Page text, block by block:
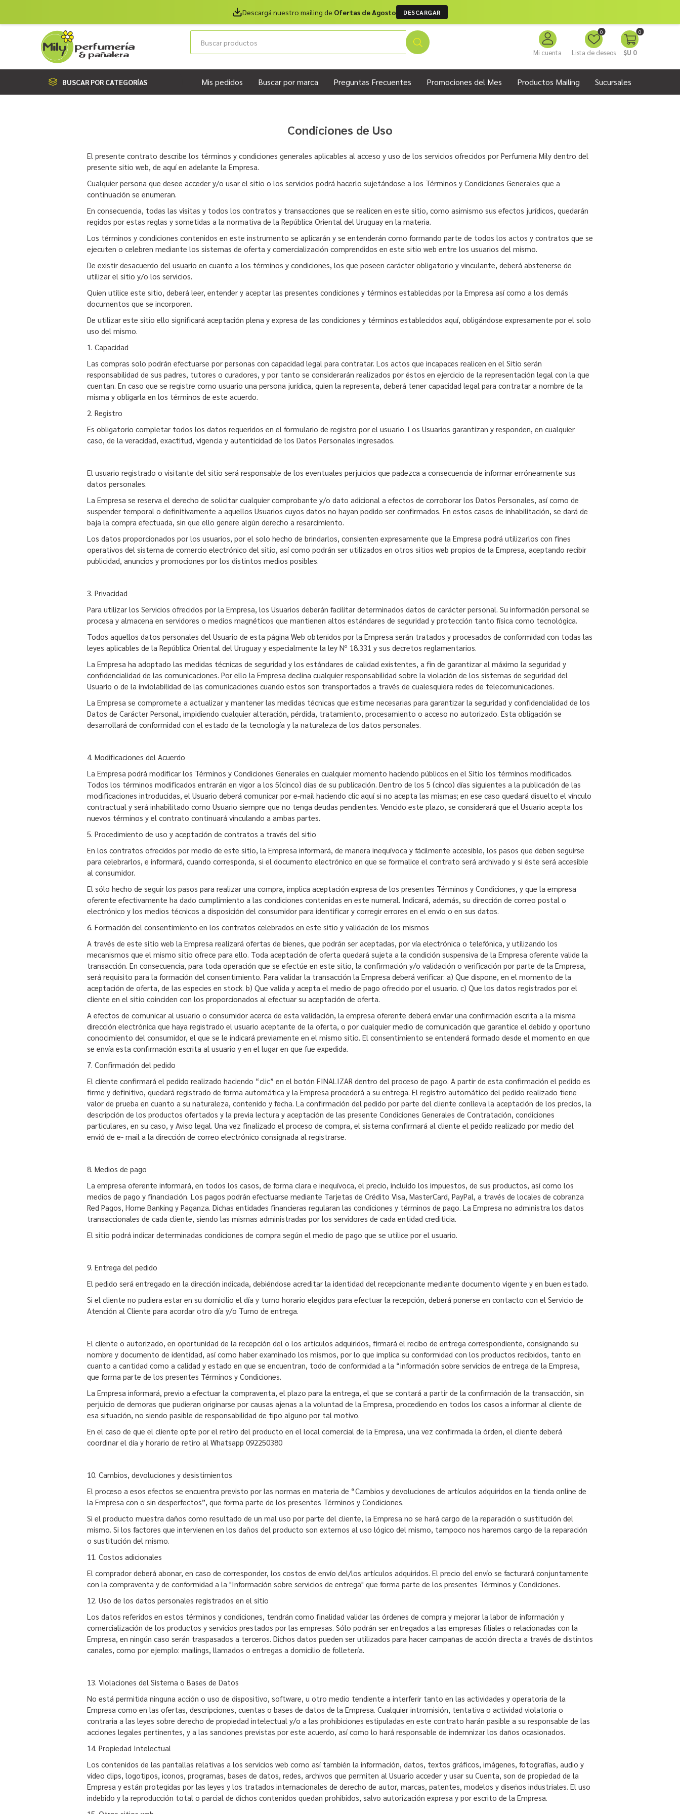
Descargá nuestro mailing de Ofertas de Agosto DESCARGAR
Mi cuenta Lista de deseos
0 0
$U 0
BUSCAR POR CATEGORÍAS Mis pedidos Buscar por marca Preguntas Frecuentes Promociones del Mes Productos Mailing Sucursales
Condiciones de Uso
El presente contrato describe los términos y condiciones generales aplicables al acceso y uso de los servicios ofrecidos por Perfumeria Mily dentro del
presente sitio web, de aquí en adelante la Empresa.
Cualquier persona que desee acceder y/o usar el sitio o los servicios podrá hacerlo sujetándose a los Términos y Condiciones Generales que a
continuación se enumeran.
En consecuencia, todas las visitas y todos los contratos y transacciones que se realicen en este sitio, como asimismo sus efectos jurídicos, quedarán
regidos por estas reglas y sometidas a la normativa de la República Oriental del Uruguay en la materia.
Los términos y condiciones contenidos en este instrumento se aplicarán y se entenderán como formando parte de todos los actos y contratos que se
ejecuten o celebren mediante los sistemas de oferta y comercialización comprendidos en este sitio web entre los usuarios del mismo.
De existir desacuerdo del usuario en cuanto a los términos y condiciones, los que poseen carácter obligatorio y vinculante, deberá abstenerse de
utilizar el sitio y/o los servicios.
Quien utilice este sitio, deberá leer, entender y aceptar las presentes condiciones y términos establecidas por la Empresa así como a los demás
documentos que se incorporen.
De utilizar este sitio ello significará aceptación plena y expresa de las condiciones y términos establecidos aquí, obligándose expresamente por el solo
uso del mismo.
1. Capacidad
Las compras solo podrán efectuarse por personas con capacidad legal para contratar. Los actos que incapaces realicen en el Sitio serán
responsabilidad de sus padres, tutores o curadores, y por tanto se considerarán realizados por éstos en ejercicio de la representación legal con la que
cuentan. En caso que se registre como usuario una persona jurídica, quien la representa, deberá tener capacidad legal para contratar a nombre de la
misma y obligarla en los términos de este acuerdo.
2. Registro
Es obligatorio completar todos los datos requeridos en el formulario de registro por el usuario. Los Usuarios garantizan y responden, en cualquier
caso, de la veracidad, exactitud, vigencia y autenticidad de los Datos Personales ingresados.
El usuario registrado o visitante del sitio será responsable de los eventuales perjuicios que padezca a consecuencia de informar erróneamente sus
datos personales.
La Empresa se reserva el derecho de solicitar cualquier comprobante y/o dato adicional a efectos de corroborar los Datos Personales, así como de
suspender temporal o definitivamente a aquellos Usuarios cuyos datos no hayan podido ser confirmados. En estos casos de inhabilitación, se dará de
baja la compra efectuada, sin que ello genere algún derecho a resarcimiento.
Los datos proporcionados por los usuarios, por el solo hecho de brindarlos, consienten expresamente que la Empresa podrá utilizarlos con fines
operativos del sistema de comercio electrónico del sitio, así como podrán ser utilizados en otros sitios web propios de la Empresa, aceptando recibir
publicidad, anuncios y promociones por los distintos medios posibles.
3. Privacidad
Para utilizar los Servicios ofrecidos por la Empresa, los Usuarios deberán facilitar determinados datos de carácter personal. Su información personal se
procesa y almacena en servidores o medios magnéticos que mantienen altos estándares de seguridad y protección tanto física como tecnológica.
Todos aquellos datos personales del Usuario de esta página Web obtenidos por la Empresa serán tratados y procesados de conformidad con todas las
leyes aplicables de la República Oriental del Uruguay y especialmente la ley Nº 18.331 y sus decretos reglamentarios.
La Empresa ha adoptado las medidas técnicas de seguridad y los estándares de calidad existentes, a fin de garantizar al máximo la seguridad y
confidencialidad de las comunicaciones. Por ello la Empresa declina cualquier responsabilidad sobre la violación de los sistemas de seguridad del
Usuario o de la inviolabilidad de las comunicaciones cuando estos son transportados a través de cualesquiera redes de telecomunicaciones.
La Empresa se compromete a actualizar y mantener las medidas técnicas que estime necesarias para garantizar la seguridad y confidencialidad de los
Datos de Carácter Personal, impidiendo cualquier alteración, pérdida, tratamiento, procesamiento o acceso no autorizado. Esta obligación se
desarrollará de conformidad con el estado de la tecnología y la naturaleza de los datos personales.
4. Modificaciones del Acuerdo
La Empresa podrá modificar los Términos y Condiciones Generales en cualquier momento haciendo públicos en el Sitio los términos modificados.
Todos los términos modificados entrarán en vigor a los 5(cinco) días de su publicación. Dentro de los 5 (cinco) días siguientes a la publicación de las
modificaciones introducidas, el Usuario deberá comunicar por e-mail haciendo clic aquí si no acepta las mismas; en ese caso quedará disuelto el vínculo
contractual y será inhabilitado como Usuario siempre que no tenga deudas pendientes. Vencido este plazo, se considerará que el Usuario acepta los
nuevos términos y el contrato continuará vinculando a ambas partes.
5. Procedimiento de uso y aceptación de contratos a través del sitio
En los contratos ofrecidos por medio de este sitio, la Empresa informará, de manera inequívoca y fácilmente accesible, los pasos que deben seguirse
para celebrarlos, e informará, cuando corresponda, si el documento electrónico en que se formalice el contrato será archivado y si éste será accesible
al consumidor.
El sólo hecho de seguir los pasos para realizar una compra, implica aceptación expresa de los presentes Términos y Condiciones, y que la empresa
oferente efectivamente ha dado cumplimiento a las condiciones contenidas en este numeral. Indicará, además, su dirección de correo postal o
electrónico y los medios técnicos a disposición del consumidor para identificar y corregir errores en el envío o en sus datos.
6. Formación del consentimiento en los contratos celebrados en este sitio y validación de los mismos
A través de este sitio web la Empresa realizará ofertas de bienes, que podrán ser aceptadas, por vía electrónica o telefónica, y utilizando los
mecanismos que el mismo sitio ofrece para ello. Toda aceptación de oferta quedará sujeta a la condición suspensiva de la Empresa oferente valide la
transacción. En consecuencia, para toda operación que se efectúe en este sitio, la confirmación y/o validación o verificación por parte de la Empresa,
será requisito para la formación del consentimiento. Para validar la transacción la Empresa deberá verificar: a) Que dispone, en el momento de la
aceptación de oferta, de las especies en stock. b) Que valida y acepta el medio de pago ofrecido por el usuario. c) Que los datos registrados por el
cliente en el sitio coinciden con los proporcionados al efectuar su aceptación de oferta.
A efectos de comunicar al usuario o consumidor acerca de esta validación, la empresa oferente deberá enviar una confirmación escrita a la misma
dirección electrónica que haya registrado el usuario aceptante de la oferta, o por cualquier medio de comunicación que garantice el debido y oportuno
conocimiento del consumidor, el que se le indicará previamente en el mismo sitio. El consentimiento se entenderá formado desde el momento en que
se envía esta confirmación escrita al usuario y en el lugar en que fue expedida.
7. Confirmación del pedido
El cliente confirmará el pedido realizado haciendo “clic” en el botón FINALIZAR dentro del proceso de pago. A partir de esta confirmación el pedido es
firme y definitivo, quedará registrado de forma automática y la Empresa procederá a su entrega. El registro automático del pedido realizado tiene
valor de prueba en cuanto a su naturaleza, contenido y fecha. La confirmación del pedido por parte del cliente conlleva la aceptación de los precios, la
descripción de los productos ofertados y la previa lectura y aceptación de las presente Condiciones Generales de Contratación, condiciones
particulares, en su caso, y Aviso legal. Una vez finalizado el proceso de compra, el sistema confirmará al cliente el pedido realizado por medio del
envió de e- mail a la dirección de correo electrónico consignada al registrarse.
8. Medios de pago
La empresa oferente informará, en todos los casos, de forma clara e inequívoca, el precio, incluido los impuestos, de sus productos, así como los
medios de pago y financiación. Los pagos podrán efectuarse mediante Tarjetas de Crédito Visa, MasterCard, PayPal, a través de locales de cobranza
Red Pagos, Home Banking y Paganza. Dichas entidades financieras regularan las condiciones y términos de pago. La Empresa no administra los datos
transaccionales de cada cliente, siendo las mismas administradas por los servidores de cada entidad crediticia.
El sitio podrá indicar determinadas condiciones de compra según el medio de pago que se utilice por el usuario.
9. Entrega del pedido
El pedido será entregado en la dirección indicada, debiéndose acreditar la identidad del recepcionante mediante documento vigente y en buen estado.
Si el cliente no pudiera estar en su domicilio el día y turno horario elegidos para efectuar la recepción, deberá ponerse en contacto con el Servicio de
Atención al Cliente para acordar otro día y/o Turno de entrega.
El cliente o autorizado, en oportunidad de la recepción del o los artículos adquiridos, firmará el recibo de entrega correspondiente, consignando su
nombre y documento de identidad, así como haber examinado los mismos, por lo que implica su conformidad con los productos recibidos, tanto en
cuanto a cantidad como a calidad y estado en que se encuentran, todo de conformidad a la “información sobre servicios de entrega de la Empresa,
que forma parte de los presentes Términos y Condiciones.
La Empresa informará, previo a efectuar la compraventa, el plazo para la entrega, el que se contará a partir de la confirmación de la transacción, sin
perjuicio de demoras que pudieran originarse por causas ajenas a la voluntad de la Empresa, procediendo en todos los casos a informar al cliente de
esa situación, no siendo pasible de responsabilidad de tipo alguno por tal motivo.
En el caso de que el cliente opte por el retiro del producto en el local comercial de la Empresa, una vez confirmada la órden, el cliente deberá
coordinar el día y horario de retiro al Whatsapp 092250380
10. Cambios, devoluciones y desistimientos
El proceso a esos efectos se encuentra previsto por las normas en materia de “Cambios y devoluciones de artículos adquiridos en la tienda online de
la Empresa con o sin desperfectos”, que forma parte de los presentes Términos y Condiciones.
Si el producto muestra daños como resultado de un mal uso por parte del cliente, la Empresa no se hará cargo de la reparación o sustitución del
mismo. Si los factores que intervienen en los daños del producto son externos al uso lógico del mismo, tampoco nos haremos cargo de la reparación
o sustitución del mismo.
11. Costos adicionales
El comprador deberá abonar, en caso de corresponder, los costos de envío del/los artículos adquiridos. El precio del envío se facturará conjuntamente
con la compraventa y de conformidad a la "Información sobre servicios de entrega" que forma parte de los presentes Términos y Condiciones.
12. Uso de los datos personales registrados en el sitio
Los datos referidos en estos términos y condiciones, tendrán como finalidad validar las órdenes de compra y mejorar la labor de información y
comercialización de los productos y servicios prestados por las empresas. Sólo podrán ser entregados a las empresas filiales o relacionadas con la
Empresa, en ningún caso serán traspasados a terceros. Dichos datos pueden ser utilizados para hacer campañas de acción directa a través de distintos
canales, como por ejemplo: mailings, llamados o entregas a domicilio de folletería.
13. Violaciones del Sistema o Bases de Datos
No está permitida ninguna acción o uso de dispositivo, software, u otro medio tendiente a interferir tanto en las actividades y operatoria de la
Empresa como en las ofertas, descripciones, cuentas o bases de datos de la Empresa. Cualquier intromisión, tentativa o actividad violatoria o
contraria a las leyes sobre derecho de propiedad intelectual y/o a las prohibiciones estipuladas en este contrato harán pasible a su responsable de las
acciones legales pertinentes, y a las sanciones previstas por este acuerdo, así como lo hará responsable de indemnizar los daños ocasionados.
14. Propiedad Intelectual
Los contenidos de las pantallas relativas a los servicios web como así también la información, datos, textos gráficos, imágenes, fotografías, audio y
video clips, logotipos, iconos, programas, bases de datos, redes, archivos que permiten al Usuario acceder y usar su Cuenta, son de propiedad de la
Empresa y están protegidas por las leyes y los tratados internacionales de derecho de autor, marcas, patentes, modelos y diseños industriales. El uso
indebido y la reproducción total o parcial de dichos contenidos quedan prohibidos, salvo autorización expresa y por escrito de la Empresa.